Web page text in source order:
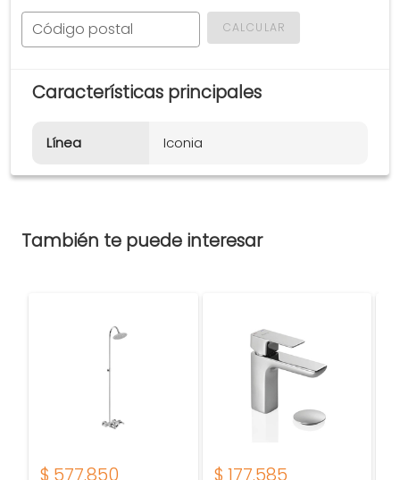
Código postal CALCULAR
Características principales
Línea Iconia
También te puede interesar
$ 177.585
$ 577.850